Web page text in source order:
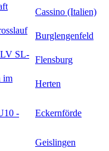
Cassino (Italien)
Burglengenfeld
SL-
Flensburg
im
Herten
-
Eckernförde
Geislingen